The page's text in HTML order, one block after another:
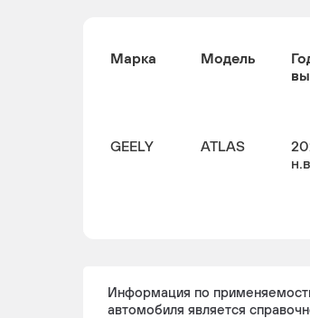
Марка Модель
GEELY ATLAS
Информация по
автомобиля является